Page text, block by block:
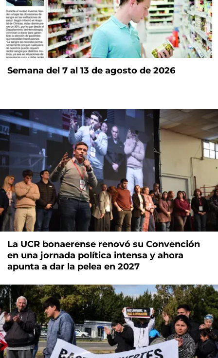
Semana del 7 al 13 de agosto de 2026
La UCR bonaerense renovó su Convención
en una jornada política intensa y ahora
apunta a dar la pelea en 2027